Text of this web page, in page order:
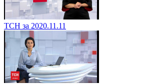
ТСН за 2020.11.11